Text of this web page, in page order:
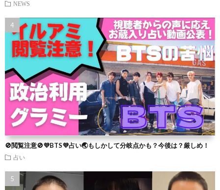
NEWS
🚫閲覧注意🚫💜BTS💜占い🌏もしかして分岐点かも？今後は？厳しめ！
占い